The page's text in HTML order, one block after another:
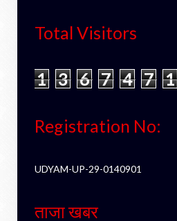
Total Visitors
1 3 6 7 4 7 1
Registration No:
UDYAM-UP-29-0140901
ताजा खबर